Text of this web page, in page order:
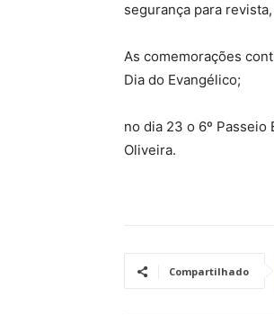
segurança para
As comemorações
Dia do Evangélico;
no dia 23 o 6º
Oliveira.
Compartilhado